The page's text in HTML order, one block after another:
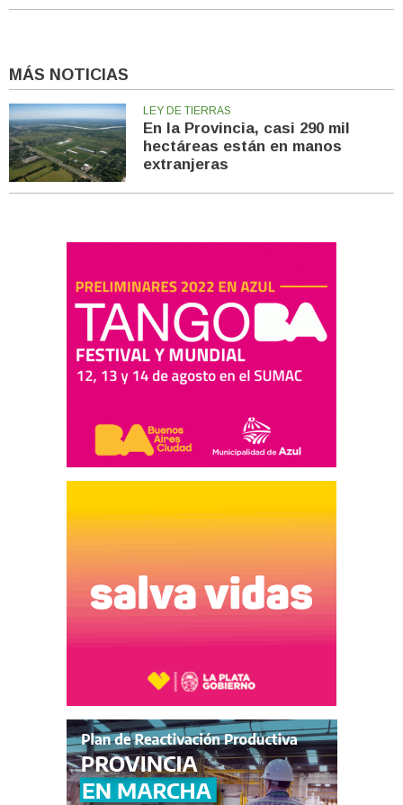
MÁS NOTICIAS
LEY DE TIERRAS
En la Provincia, casi 290 mil
hectáreas están en manos
extranjeras